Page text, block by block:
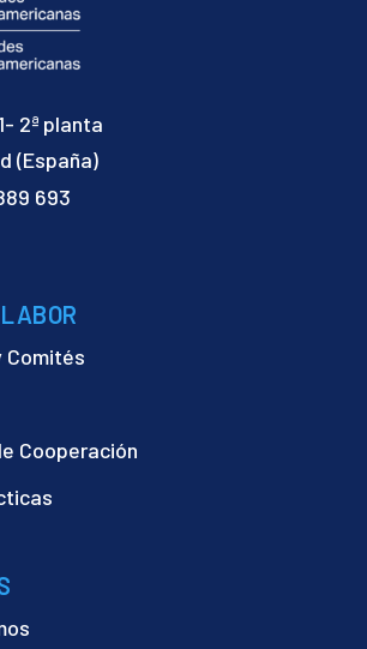
2ª planta
(España)
693
Comités
Cooperación